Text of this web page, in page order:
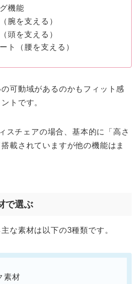
機能
腕を支える）
頭を支える）
ト（腰を支える）
可動域があるのかもフィット感
トです。
スチェアの場合、基本的に「高さ
載されていますが他の機能はま
で選ぶ
な素材は以下の3種類です。
素材